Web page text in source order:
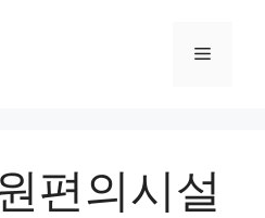
메
편의시설